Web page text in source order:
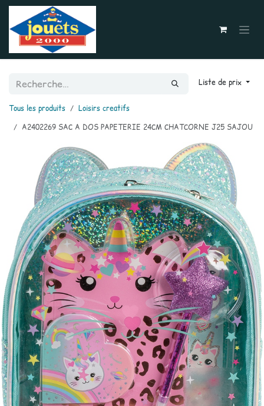
Se rendre au contenu
Liste de prix
Tous les produits
Loisirs creatifs
A2402269 SAC A DOS PAPETERIE 24CM CHATCORNE J25 SAJOU